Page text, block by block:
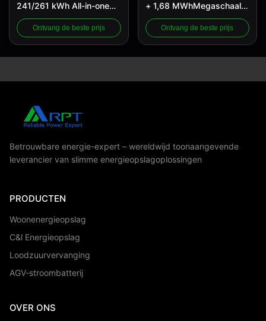
241/261 kWh All-in-one
C&I ESS
Ontvang de beste prijs
+ 1,68 MWhMegaschaal
gecontaineriseerd ESS
Ontvang de beste prijs
Betrouwbare energie-expert – wereldwijd toonaangevende
leverancier van slimme energieopslagoplossingen
PRODUCTEN
Woonenergieopslag
C&l Energieopslag
Loodzuurvervanging
AGV-stroombatterij
OVER ONS